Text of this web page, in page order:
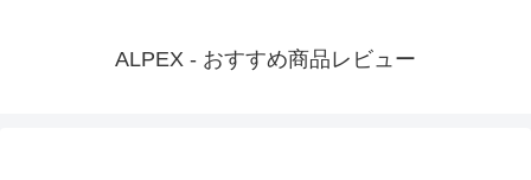
ALPEX - おすすめ商品レビュー